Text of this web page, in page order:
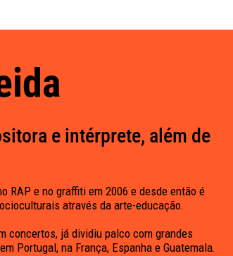
e intérprete, além de
RAP e no graffiti em 2006 e desde então é
através da arte-educação.
concertos, já dividiu palco com grandes
Portugal, na França, Espanha e Guatemala.